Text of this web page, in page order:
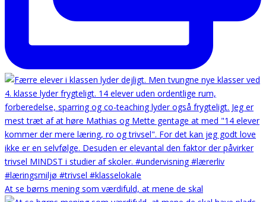
At se børns mening som værdifuld, at mene de skal